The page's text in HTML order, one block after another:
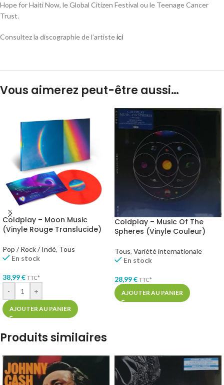
Hope for Haiti Now, le Global Citizen Festival ou le Teenage Cancer
Trust.
Consultez la discographie de l’artisteici
Vous aimerez peut-être aussi…
Coldplay – Moon Music
(Vinyle Rouge Translucide)
Pop / Rock / Indé, Tous
En stock
38,99€ TTC*
- +
AJOUTER AU PANIER
Coldplay – Music Of The
Spheres (Vinyle Couleur)
Tous, Variété internationale
En stock
28,99€ TTC*
AJOUTER AU PANIER
Produits similaires